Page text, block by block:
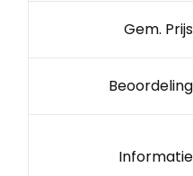
Gem. Prijs
Beoordeling
Informatie